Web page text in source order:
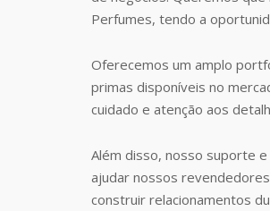
Perfumes, tendo a
Oferecemos um amplo
primas disponíveis no
cuidado e atenção aos
Além disso, nosso suporte
ajudar nossos
construir relacionamentos